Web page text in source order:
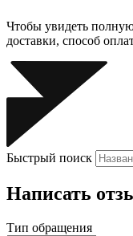
Чтобы увидеть
доставки, способ
Быстрый поиск
Написать
Тип обращения